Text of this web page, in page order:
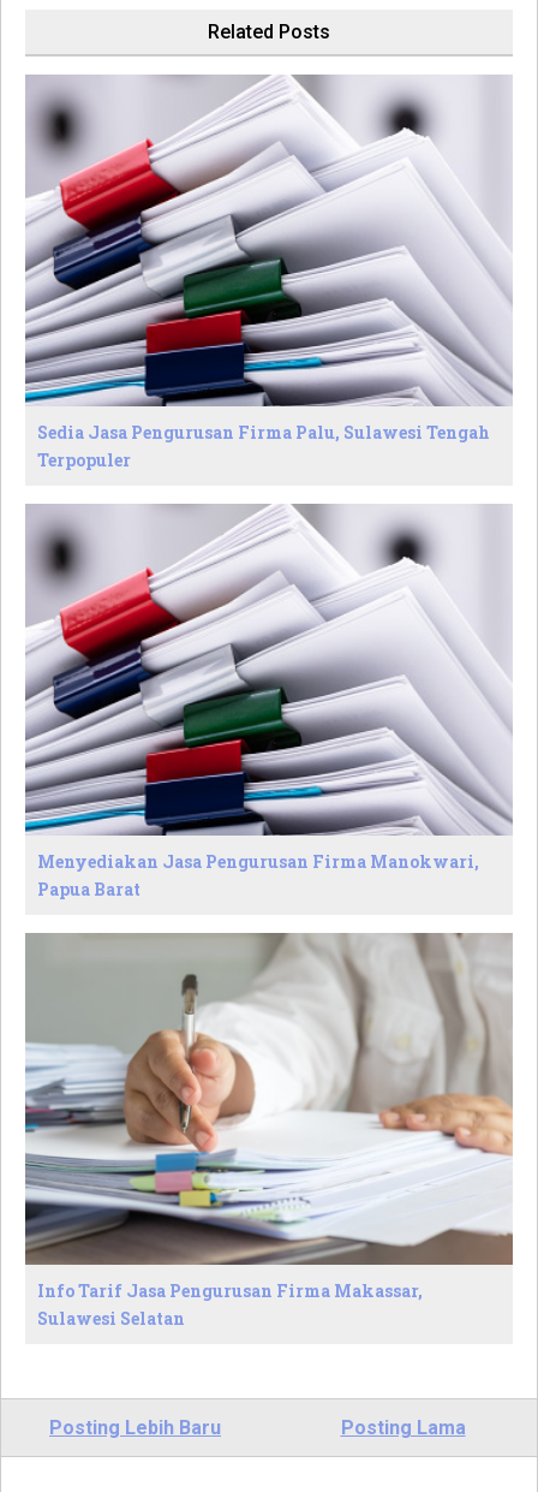
Related Posts
Sedia Jasa Pengurusan Firma Palu, Sulawesi Tengah
Terpopuler
Menyediakan Jasa Pengurusan Firma Manokwari,
Papua Barat
Info Tarif Jasa Pengurusan Firma Makassar,
Sulawesi Selatan
Posting Lebih Baru Posting Lama